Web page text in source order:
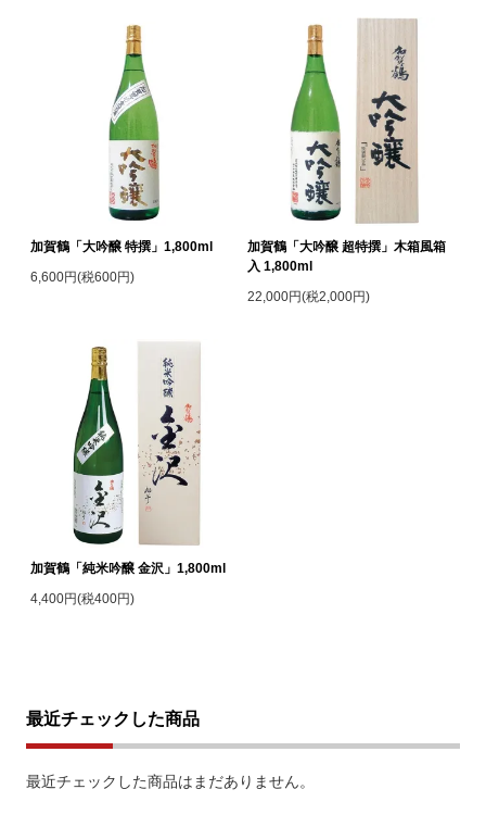
加賀鶴「大吟醸 特撰」1,800ml
6,600円(税600円)
加賀鶴「大吟醸 超特撰」木箱風箱
入 1,800ml
22,000円(税2,000円)
加賀鶴「純米吟醸 金沢」1,800ml
4,400円(税400円)
最近チェックした商品
最近チェックした商品はまだありません。